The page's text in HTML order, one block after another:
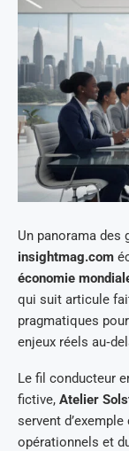
Un panorama des
insightmag.com
économie
qui suit articule
pragmatiques
enjeux réels
Le fil conducteur
fictive, Atelier
servent
opérationnels et